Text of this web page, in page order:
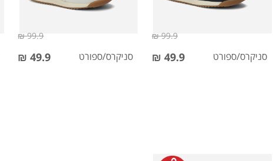
סניקרס/ספורט 49.9 ₪
99.9 ₪
סניקרס/ספורט 49.9 ₪
99.9 ₪